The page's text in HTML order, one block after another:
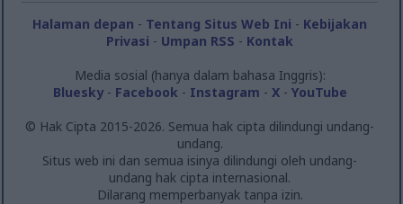
Halaman depan - Tentang Situs Web Ini - Kebijakan
Privasi - Umpan RSS - Kontak
Media sosial (hanya dalam bahasa Inggris):
Bluesky- Facebook - Instagram - X- YouTube
© Hak Cipta 2015-2026. Semua hak cipta dilindungi undang-
undang.
Situs web ini dan semua isinya dilindungi oleh undang-
undang hak cipta internasional.
Dilarang memperbanyak tanpa izin.